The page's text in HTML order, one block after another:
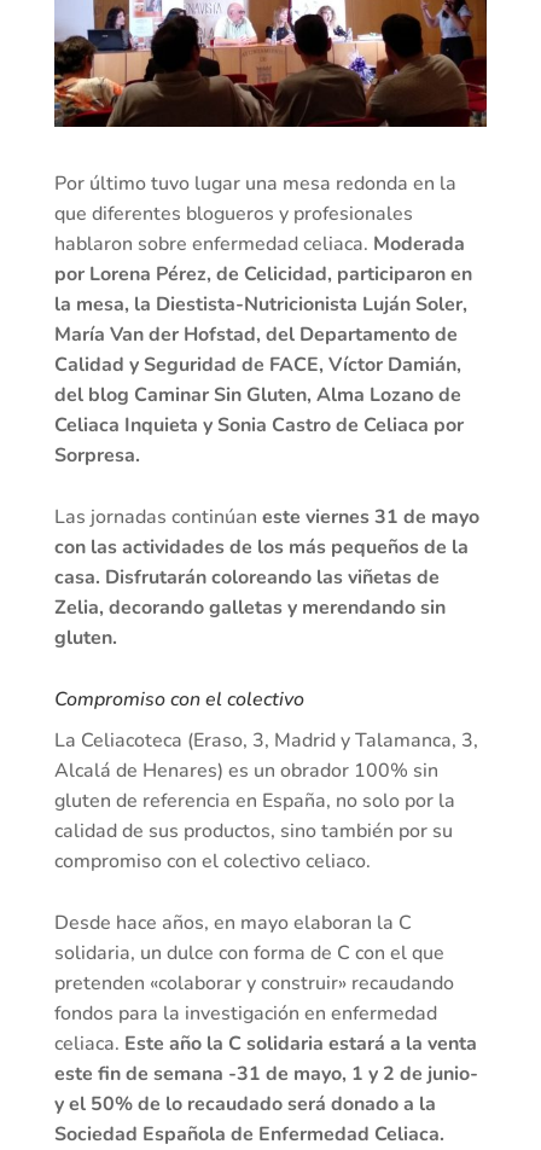
Por último tuvo lugar una mesa redonda en la
que diferentes blogueros y profesionales
hablaron sobre enfermedad celiaca. Moderada
por Lorena Pérez, de Celicidad, participaron en
la mesa, la Diestista-Nutricionista Luján Soler,
María Van der Hofstad, del Departamento de
Calidad y Seguridad de FACE, Víctor Damián,
del blog Caminar Sin Gluten, Alma Lozano de
Celiaca Inquieta y Sonia Castro de Celiaca por
Sorpresa.
Las jornadas continúan este viernes 31 de mayo
con las actividades de los más pequeños de la
casa. Disfrutarán coloreando las viñetas de
Zelia, decorando galletas y merendando sin
gluten.
Compromiso con el colectivo
La Celiacoteca (Eraso, 3, Madrid y Talamanca, 3,
Alcalá de Henares) es un obrador 100% sin
gluten de referencia en España, no solo por la
calidad de sus productos, sino también por su
compromiso con el colectivo celiaco.
Desde hace años, en mayo elaboran la C
solidaria, un dulce con forma de C con el que
pretenden «colaborar y construir» recaudando
fondos para la investigación en enfermedad
celiaca. Este año la C solidaria estará a la venta
este fin de semana -31 de mayo, 1 y 2 de junio-
y el 50% de lo recaudado será donado a la
Sociedad Española de Enfermedad Celiaca.